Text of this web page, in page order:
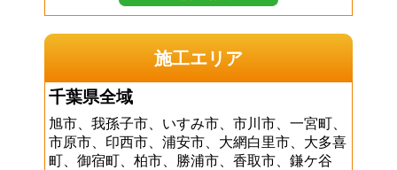
施工エリア
千葉県全域
旭市、我孫子市、いすみ市、市川市、一宮町、
市原市、印西市、浦安市、大網白里市、大多喜
町、御宿町、柏市、勝浦市、香取市、鎌ケ谷